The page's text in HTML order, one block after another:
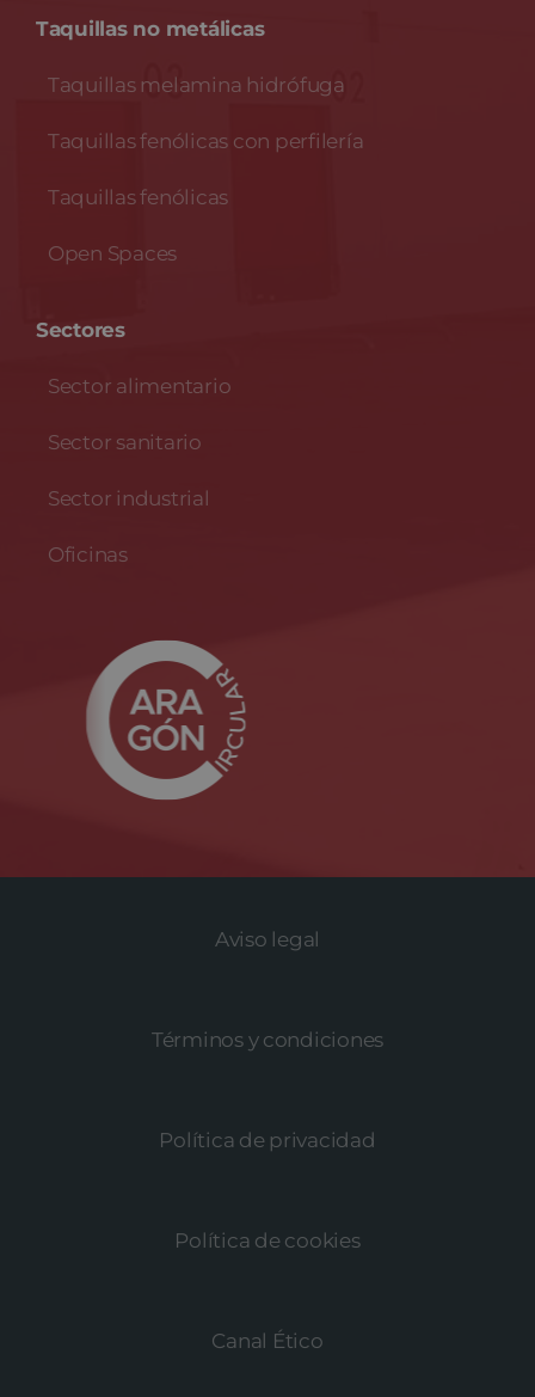
Taquillas no metálicas
Taquillas melamina hidrófuga
Taquillas fenólicas con perfilería
Taquillas fenólicas
Open Spaces
Sectores
Sector alimentario
Sector sanitario
Sector industrial
Oficinas
Aviso legal
Términos y condiciones
Política de privacidad
Política de cookies
Canal Ético